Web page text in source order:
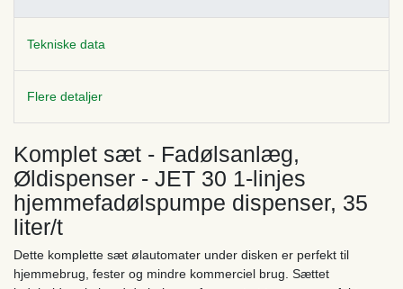
Tekniske data
Flere detaljer
Komplet sæt - Fadølsanlæg,
Øldispenser - JET 30 1-linjes
hjemmefadølspumpe dispenser, 35
liter/t
Dette komplette sæt ølautomater under disken er perfekt til
hjemmebrug, fester og mindre kommerciel brug. Sættet